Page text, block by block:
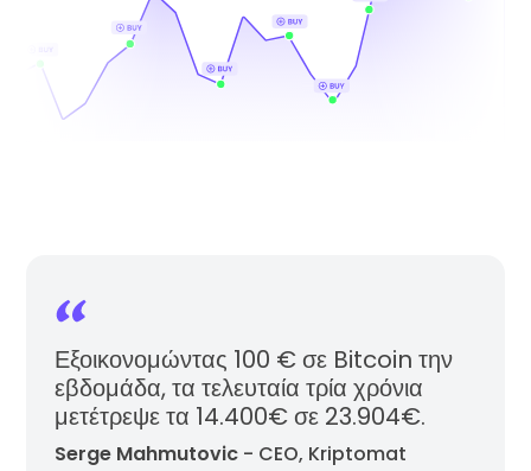
Εξοικονομώντας 100 € σε Bitcoin την
εβδομάδα, τα τελευταία τρία χρόνια
μετέτρεψε τα 14.400€ σε 23.904€.
Serge Mahmutovic - CEO, Kriptomat